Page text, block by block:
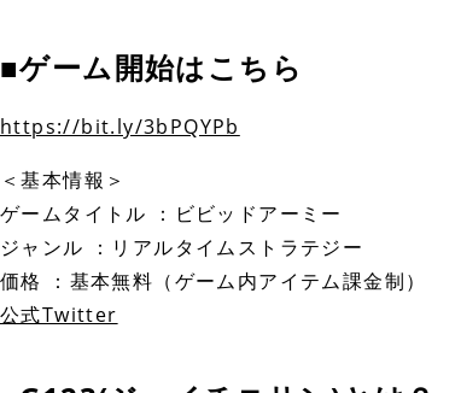
■ゲーム開始はこちら
https://bit.ly/3bPQYPb
＜基本情報＞
ゲームタイトル ：ビビッドアーミー
ジャンル ：リアルタイムストラテジー
価格 ：基本無料（ゲーム内アイテム課金制）
公式Twitter